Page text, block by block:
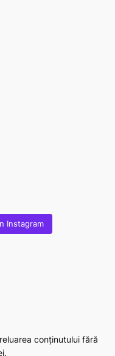
Instagram
conținutului fără